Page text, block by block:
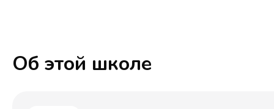
Об этой школе